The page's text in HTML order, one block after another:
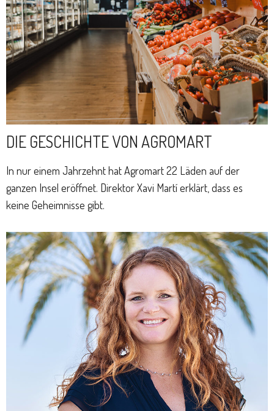
DIE GESCHICHTE VON AGROMART
In nur einem Jahrzehnt hat Agromart 22 Läden auf der
ganzen Insel eröffnet. Direktor Xavi Martí erklärt, dass es
keine Geheimnisse gibt.